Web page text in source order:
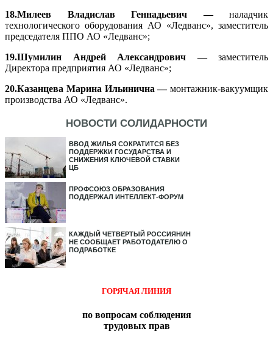
18.Милеев Владислав Геннадьевич — наладчик
технологического оборудования АО «Ледванс», заместитель
председателя ППО АО «Ледванс»;
19.Шумилин Андрей Александрович — заместитель
Директора предприятия АО «Ледванс»;
20.Казанцева Марина Ильинична — монтажник-вакуумщик
производства АО «Ледванс».
НОВОСТИ СОЛИДАРНОСТИ
ВВОД ЖИЛЬЯ СОКРАТИТСЯ БЕЗ
ПОДДЕРЖКИ ГОСУДАРСТВА И
СНИЖЕНИЯ КЛЮЧЕВОЙ СТАВКИ
ЦБ
ПРОФСОЮЗ ОБРАЗОВАНИЯ
ПОДДЕРЖАЛ ИНТЕЛЛЕКТ-ФОРУМ
КАЖДЫЙ ЧЕТВЕРТЫЙ РОССИЯНИН
НЕ СООБЩАЕТ РАБОТОДАТЕЛЮ О
ПОДРАБОТКЕ
ГОРЯЧАЯ ЛИНИЯ
по вопросам соблюдения
трудовых прав